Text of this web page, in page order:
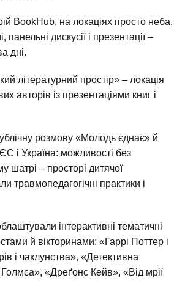
BookHub, на локаціях просто неба,
панельні дискусії і презентації –
дні.
літературний простір» – локація
авторів із презентаціями книг і
розмову «Молодь єднає» й
і Україна: можливості без
шатрі – просторі дитячої
травмопедагогічні практики і
інтерактивні тематичні
й вікторинами: «Гаррі Поттер і
і чаклунства», «Детективна
«Дреґонс Кейв», «Від мрії